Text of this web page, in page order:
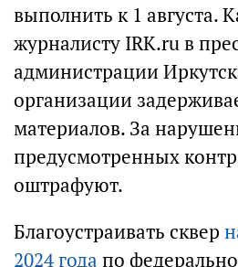
выполнить к 1 августа.
журналисту IRK.ru в
администрации
организации
материалов. За
предусмотренных
оштрафуют.
Благоустраивать сквер
2024 года по